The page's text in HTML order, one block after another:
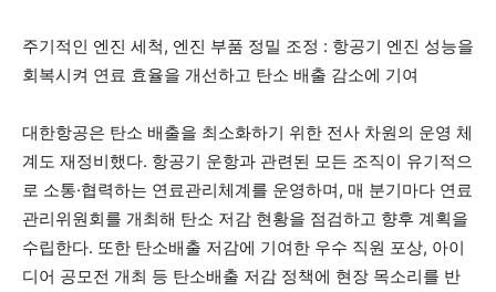
주기적인 엔진 세척, 엔진 부품 정밀 조정 : 항공기 엔진 성능을
회복시켜 연료 효율을 개선하고 탄소 배출 감소에 기여
대한항공은 탄소 배출을 최소화하기 위한 전사 차원의 운영 체
계도 재정비했다. 항공기 운항과 관련된 모든 조직이 유기적으
로 소통·협력하는 연료관리체계를 운영하며, 매 분기마다 연료
관리위원회를 개최해 탄소 저감 현황을 점검하고 향후 계획을
수립한다. 또한 탄소배출 저감에 기여한 우수 직원 포상, 아이
디어 공모전 개최 등 탄소배출 저감 정책에 현장 목소리를 반